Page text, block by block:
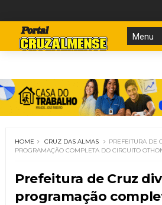
HOME CRUZ DAS ALMAS
PREFEITURA DE
PROGRAMAÇÃO COMPLETA DO CIRCUITO
Prefeitura de Cruz
programação